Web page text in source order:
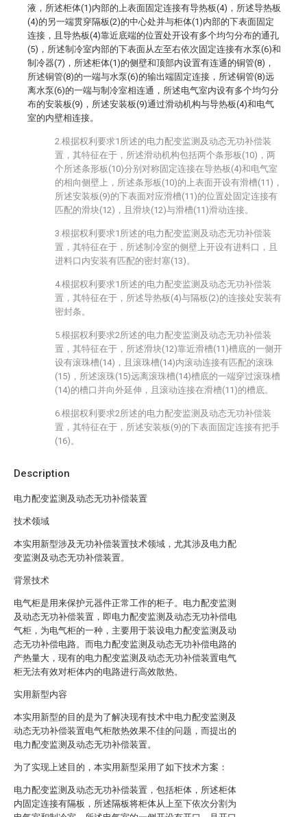
Description
电力配变监测及动态无功补偿装置
技术领域
本实用新型涉及无功补偿装置技术领域，尤其涉及电力配
变监测及动态无功补偿装置。
背景技术
电气柜是用来保护元器件正常工作的柜子。电力配变监测
及动态无功补偿装置，即电力配变监测及动态无功补偿电
气柜，为电气柜的一种，主要用于装设电力配变监测及动
态无功补偿电路。而电力配变监测及动态无功补偿电路的
产热量大，现有的电力配变监测及动态无功补偿装置电气
柜无法有效对柜体内的电路进行高效散热。
实用新型内容
本实用新型的目的是为了解决现有技术中电力配变监测及
动态无功补偿装置电气柜散热效果不佳的问题，而提出的
电力配变监测及动态无功补偿装置。
为了实现上述目的，本实用新型采用了如下技术方案：
电力配变监测及动态无功补偿装置，包括柜体，所述柜体
内固定连接有隔板，所述隔板将柜体从上至下依次分割为
液，所述柜体(1)内部的上表面固定连接有导热板(4)，所述导热板
(4)的另一端贯穿隔板(2)的中心处并与柜体(1)内部的下表面固定
连接，且导热板(4)靠近底端的位置处开设有多个均匀分布的通孔
(5)，所述制冷室内部的下表面从左至右依次固定连接有水泵(6)和
制冷器(7)，所述柜体(1)的侧壁和顶部内设置有连通的铜管(8)，
所述铜管(8)的一端与水泵(6)的输出端固定连接，所述铜管(8)远
离水泵(6)的一端与制冷室相连通，所述电气室内设有多个均匀分
布的安装板(9)，所述安装板(9)通过滑动机构与导热板(4)和电气
室的内壁相连接。
2.根据权利要求1所述的电力配变监测及动态无功补偿装
置，其特征在于，所述滑动机构包括两个条形板(10)，两
个所述条形板(10)分别对称固定连接在导热板(4)和电气室
的相向侧壁上，所述条形板(10)的上表面开设有滑槽(11)，
所述安装板(9)的下表面对应滑槽(11)的位置处固定连接有
匹配的滑块(12)，且滑块(12)与滑槽(11)滑动连接。
3.根据权利要求1所述的电力配变监测及动态无功补偿装
置，其特征在于，所述制冷室的侧壁上开设有进料口，且
进料口内安装有匹配的密封塞(13)。
4.根据权利要求1所述的电力配变监测及动态无功补偿装
置，其特征在于，所述导热板(4)与隔板(2)的连接处安装有
密封条。
5.根据权利要求2所述的电力配变监测及动态无功补偿装
置，其特征在于，所述滑块(12)靠近滑槽(11)槽底的一侧开
设有滚珠槽(14)，且滚珠槽(14)内滚动连接有匹配的滚珠
(15)，所述滚珠(15)远离滚珠槽(14)槽底的一端穿过滚珠槽
(14)的槽口并向外延伸，且滚动连接在滑槽(11)的槽底。
6.根据权利要求2所述的电力配变监测及动态无功补偿装
置，其特征在于，所述安装板(9)的下表面固定连接有把手
(16)。